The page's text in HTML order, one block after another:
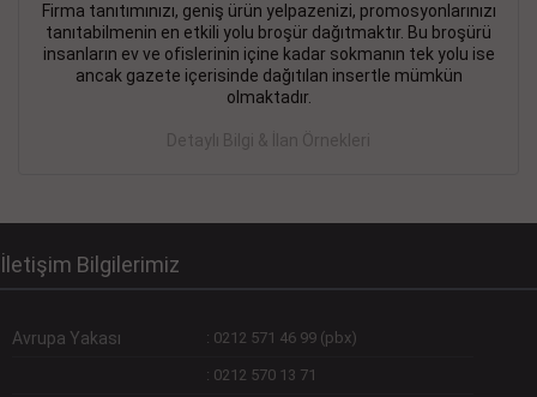
Firma tanıtımınızı, geniş ürün yelpazenizi, promosyonlarınızı
tanıtabilmenin en etkili yolu broşür dağıtmaktır. Bu broşürü
insanların ev ve ofislerinin içine kadar sokmanın tek yolu ise
ancak gazete içerisinde dağıtılan insertle mümkün
olmaktadır.
Detaylı Bilgi & İlan Örnekleri
İletişim Bilgilerimiz
Avrupa Yakası : 0212 571 46 99 (pbx)
: 0212 570 13 71
DEVREMÜLK KİRALIK İlanı- 11.09.2018
SİNYE Tekstile Şoförlüğü olan 35 yaşını aşmamış, Depo
elemanı alınacaktır. Osmanbey, Şişli
Devamını Gör